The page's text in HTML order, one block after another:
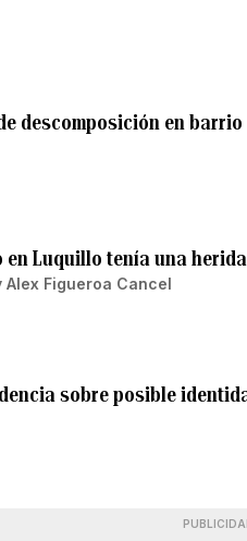
descomposición en barrio
Luquillo tenía una
Alex Figueroa Cancel
sobre posible